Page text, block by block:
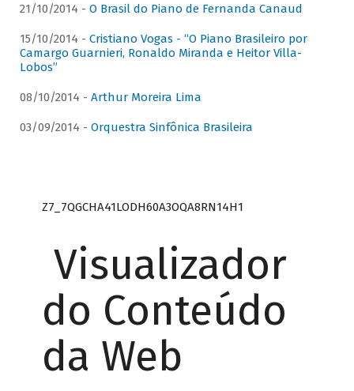
21/10/2014 - O Brasil do Piano de Fernanda Canaud
15/10/2014 - Cristiano Vogas - “O Piano Brasileiro por
Camargo Guarnieri, Ronaldo Miranda e Heitor Villa-
Lobos”
08/10/2014 - Arthur Moreira Lima
03/09/2014 - Orquestra Sinfônica Brasileira
Z7_7QGCHA41LODH60A3OQA8RN14H1
Visualizador
do Conteúdo
da Web